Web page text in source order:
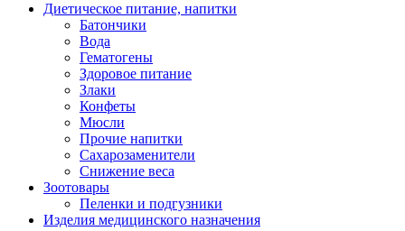
Диетическое питание, напитки
Батончики
Вода
Гематогены
Здоровое питание
Злаки
Конфеты
Мюсли
Прочие напитки
Сахарозаменители
Снижение веса
Зоотовары
Пеленки и подгузники
Изделия медицинского назначения